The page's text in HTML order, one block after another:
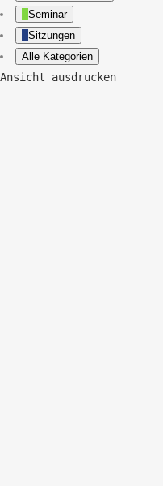
Seminar
Sitzungen
Alle Kategorien
Ansicht ausdrucken